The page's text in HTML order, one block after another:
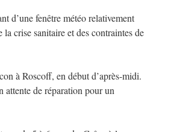
d’une fenêtre météo relativement
crise sanitaire et des contraintes de
à Roscoff, en début d’après-midi.
attente de réparation pour un